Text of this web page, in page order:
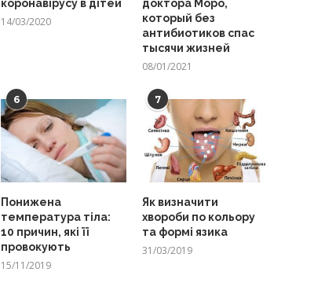
коронавірусу в дітей
14/03/2020
доктора Моро,
который без
антибиотиков спас
тысячи жизней
08/01/2021
6
Понижена
температура тіла:
10 причин, які її
провокують
15/11/2019
7
Як визначити
хвороби по кольору
та формі язика
31/03/2019